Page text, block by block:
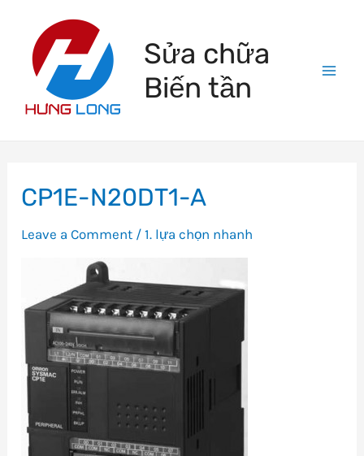
content
Sửa chữa
Biến tần
CP1E-N20DT1-A
Leave a Comment /1. lựa chọn nhanh